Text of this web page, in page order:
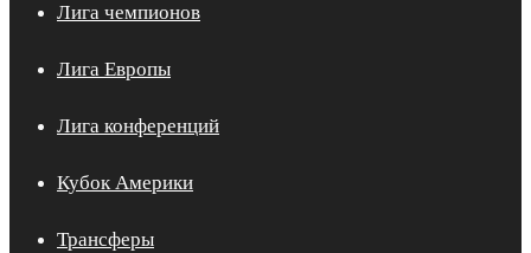
Лига чемпионов
Лига Европы
Лига конференций
Кубок Америки
Трансферы